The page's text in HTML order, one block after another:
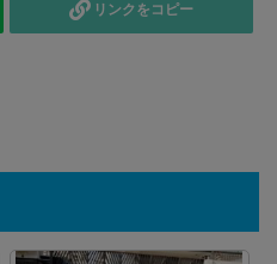
リンクをコピー